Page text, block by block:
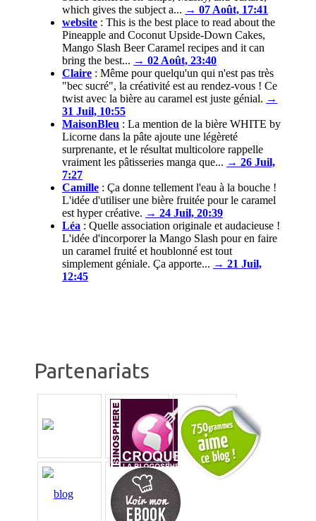
which gives the subject a... → 07 Août, 17:41
website : This is the best place to read about the
Pineapple and Coconut Upside-Down Cakes,
Mango Slash Beer Caramel recipes and it can
bring the best... → 02 Août, 23:40
Claire : Même pour quelqu'un qui n'est pas très
"bec sucré", la créativité est au rendez-vous ! Ce
twist avec la bière au caramel est juste génial. →
31 Juil, 10:55
MaisonBleu : La mention de la bière WHITE by
Licorne dans la pâte ajoute une légèreté
surprenante, et le résultat multicolore rappelle
vraiment les pâtisseries manga que... → 26 Juil,
7:27
Camille : Ça donne tellement l'eau à la bouche !
L'idée d'utiliser une bière fruitée pour le caramel
est hyper créative. → 24 Juil, 20:39
Léa : Quelle association originale et audacieuse !
L'idée d'incorporer la Mango Slash pour en faire
un caramel fruité et houblonné est tout
simplement géniale. Ça apporte... → 21 Juil,
12:45
Partenariats